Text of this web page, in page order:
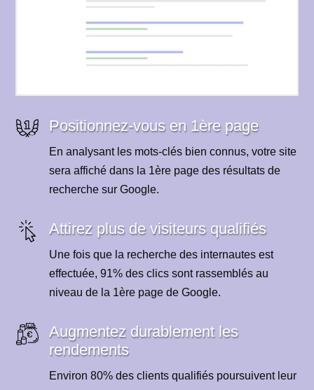
Positionnez-vous en 1ère page
En analysant les mots-clés bien connus, votre site
sera affiché dans la 1ère page des résultats de
recherche sur Google.
Attirez plus de visiteurs qualifiés
Une fois que la recherche des internautes est
effectuée, 91% des clics sont rassemblés au
niveau de la 1ère page de Google.
Augmentez durablement les
rendements
Environ 80% des clients qualifiés poursuivent leur